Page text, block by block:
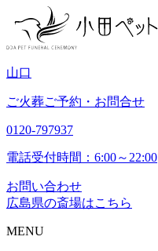
山口
ご火葬ご予約・お問合せ
0120-797937
電話受付時間：6:00～22:00
お問い合わせ
広島県の斎場はこちら
MENU